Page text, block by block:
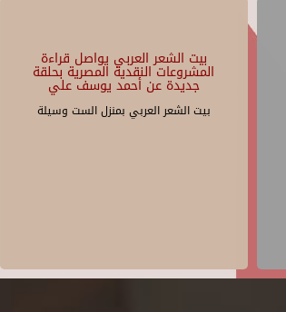
بيت الشعر العربي يواصل قراءة
المشروعات النقدية المصرية بحلقة
جديدة عن أحمد يوسف علي
بيت الشعر العربي بمنزل الست وسيلة